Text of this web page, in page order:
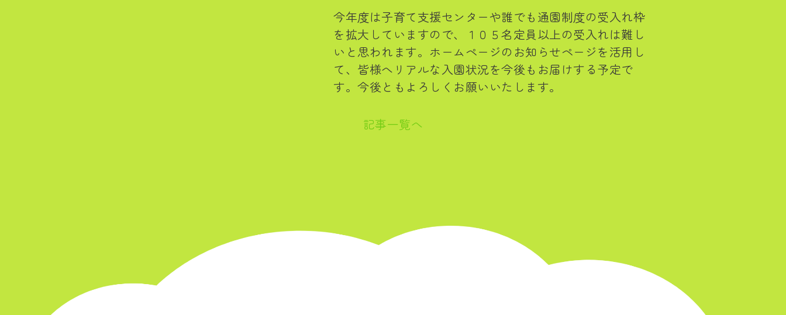
今年度は子育て支援センターや誰でも通園制度の受入れ枠
を拡大していますので、１０５名定員以上の受入れは難し
いと思われます。ホームページのお知らせページを活用し
て、皆様へリアルな入園状況を今後もお届けする予定で
す。今後ともよろしくお願いいたします。
記事一覧へ